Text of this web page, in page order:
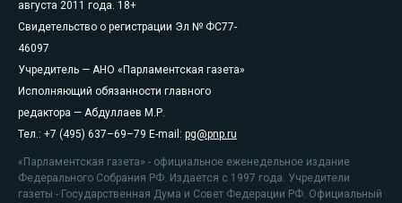
августа 2011 года. 18+
Свидетельство о регистрации Эл № ФС77-
46097
Учредитель — АНО «Парламентская газета»
Исполняющий обязанности главного
редактора — Абдуллаев М.Р.
Тел.: +7 (495) 637–69–79 E-mail: pg@pnp.ru
«Парламентская газета» - официальное еженедельное издание
Федерального Собрания РФ. Издается с 1997 года. Учредители
газеты - Государственная Дума и Совет Федерации РФ. Официальный